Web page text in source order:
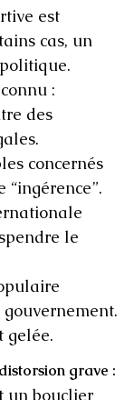
est
cas, un
:
des
concernés
“ingérence”.
le
gouvernement.
gelée.
grave :
un bouclier